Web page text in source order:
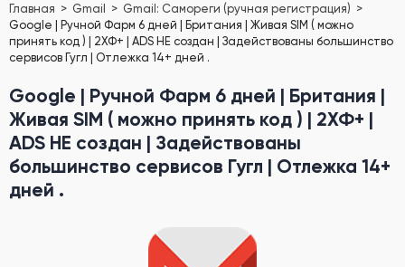
Главная Gmail
Gmail: Самореги (ручная регистрация)
Google | Ручной Фарм 6 дней | Британия | Живая SIM ( можно
принять код ) | 2ХФ+ | ADS НЕ создан | Задействованы большинство
сервисов Гугл | Отлежка 14+ дней .
Google | Ручной Фарм 6 дней | Британия |
Живая SIM ( можно принять код ) | 2ХФ+ |
ADS НЕ создан | Задействованы
большинство сервисов Гугл | Отлежка 14+
дней .